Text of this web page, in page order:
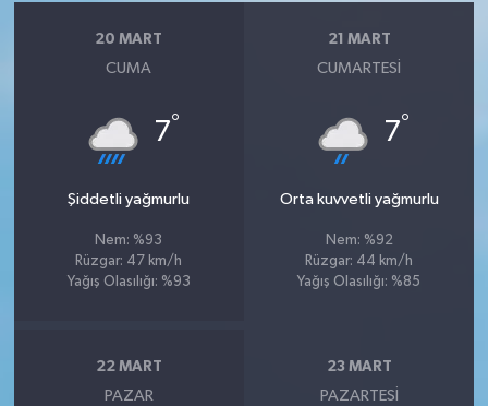
20 MART
CUMA
7°
Şiddetli yağmurlu
Nem: %93
Rüzgar: 47 km/h
Yağış Olasılığı: %93
21 MART
CUMARTESI
7°
Orta kuvvetli yağmurlu
Nem: %92
Rüzgar: 44 km/h
Yağış Olasılığı: %85
22 MART
PAZAR
23 MART
PAZARTESI